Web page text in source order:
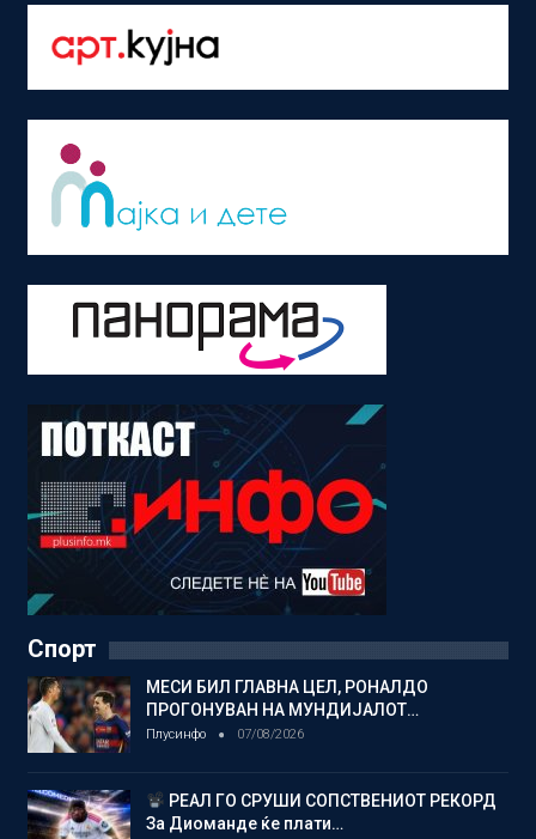
Спорт
МЕСИ БИЛ ГЛАВНА ЦЕЛ, РОНАЛДО
ПРОГОНУВАН НА МУНДИЈАЛОТ…
Плусинфо 07/08/2026
РЕАЛ ГО СРУШИ СОПСТВЕНИОТ РЕКОРД
За Диоманде ќе плати…